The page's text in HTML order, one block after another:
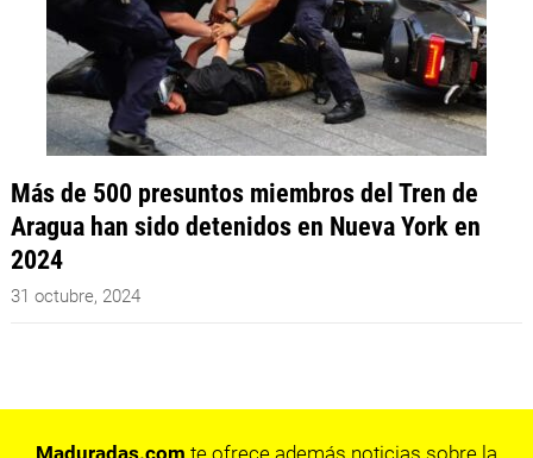
Más de 500 presuntos miembros del Tren de
Aragua han sido detenidos en Nueva York en
2024
31 octubre, 2024